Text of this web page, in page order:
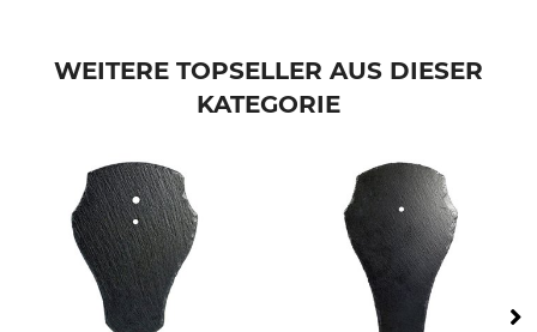
WEITERE TOPSELLER AUS DIESER
KATEGORIE